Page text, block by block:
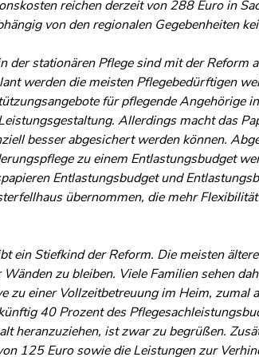
reichen derzeit von 288 Euro in
von den regionalen Gegebenheiten
der stationären Pflege sind mit der Reform
werden die meisten Pflegebedürftigen
für pflegende Angehörige
Allerdings macht das
besser abgesichert werden können.
zu einem Entlastungsbudget
Entlastungsbudget und
übernommen, die mehr
ein Stiefkind der Reform. Die meisten
zu bleiben. Viele Familien sehen
zu einer Vollzeitbetreuung im Heim, zumal
40 Prozent des
heranzuziehen, ist zwar zu begrüßen.
125 Euro sowie die Leistungen zur